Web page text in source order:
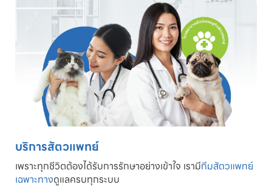
บริการสัตวแพทย์
เพราะทุกชีวิตต้องได้รับการรักษาอย่างเข้าใจ เรามีทีมสัตวแพทย์
เฉพาะทางดูแลครบทุกระบบ